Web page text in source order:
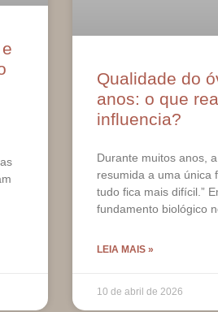
Qualidade do
anos: o que
influencia?
Durante muitos anos,
resumida a uma única
tudo fica mais difícil.”
fundamento biológico
LEIA MAIS »
10 de abril de 2026